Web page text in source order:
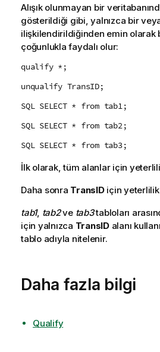
Alışık olunmayan bir
gösterildiği gibi, yalnızca bir
ilişkilendirildiğinden emin olarak
çoğunlukla faydalı olur:
qualify *;
unqualify TransID;
SQL SELECT * from tab1;
SQL SELECT * from tab2;
SQL SELECT * from tab3;
İlk olarak, tüm alanlar için
Daha sonra TransIDiçin yeterlilik
tab1, tab2ve tab3tabloları
için yalnızca TransIDalanı
tablo adıyla nitelenir.
Daha fazla bilgi
Qualify